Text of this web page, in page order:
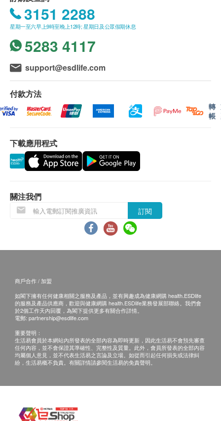
3151 2288
星期一至六早上9時至晚上12時; 星期日及公眾假期休息
5283 4117
support@esdlife.com
付款方法
轉
帳
下載應用程式
關注我們
訂閱
商戶合作 / 加盟
如閣下擁有任何健康相關之服務及產品，並有興趣成為健康網購 health.ESDlife
的服務及產品供應商，歡迎與健康網購 health.ESDlife業務發展部聯絡。我們會
於2個工作天內回覆，為閣下提供更多有關合作詳情。
電郵: partnership@esdlife.com
重要聲明：
生活易會員於本網站內所發表的全部內容為即時更新，因此生活易不會預先審查
任何內容，並不會保證其準確性、完整性及質量。此外，會員所發表的全部內容
均屬個人意見，並不代表生活易之言論及立場。如從而引起任何損失或法律糾
紛，生活易概不負責。有關詳情請參閱生活易的免責聲明。